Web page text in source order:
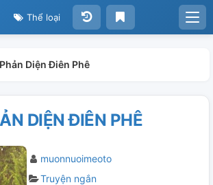
Thể loại
Phản Diện Điên Phê
DIỆN ĐIÊN PHÊ
muonnuoimeoto
Truyện ngắn